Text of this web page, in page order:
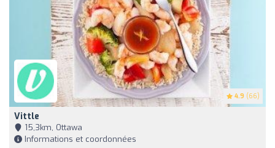
4.9 (66)
Vittle
15,3km, Ottawa
Informations et coordonnées